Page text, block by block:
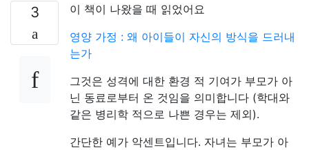
3
이 책이 나왔을 때 읽었어요
영양 가정 : 왜 아이들이 자신의 방식을 드러내
는가
그것은 성격에 대한 환경 적 기여가 부모가 아
닌 동료로부터 온 것임을 의미합니다 (학대와
같은 병리학 적으로 나쁜 경우는 제외).
간단한 예가 악센트입니다. 자녀는 부모가 아